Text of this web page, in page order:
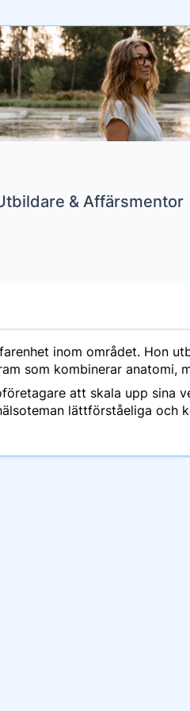
& Affärsmentor
inom området. Hon
som kombinerar anatomi,
att skala upp sina
lättförståeliga och